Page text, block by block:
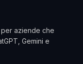
per aziende che
Gemini e